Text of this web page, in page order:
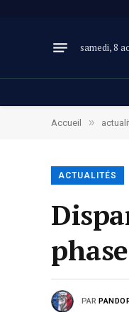
samedi, 8
Accueil »
ACTUALITÉS
PAR